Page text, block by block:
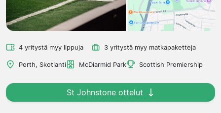
4 yritystä myy lippuja 3 yritystä myy matkapaketteja
Perth, Skotlanti McDiarmid Park Scottish Premiership
St Johnstone ottelut